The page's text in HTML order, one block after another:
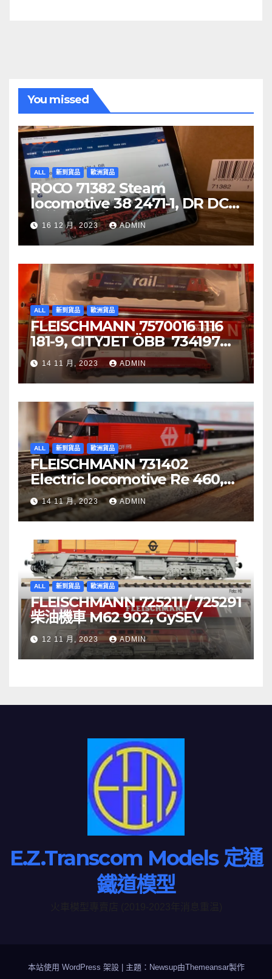
You missed
ALL 新到貨品 歐洲貨品
ROCO 71382 Steam
locomotive 38 2471-1, DR DCC
音效噴煙機車
16 12 月, 2023 ADMIN
ALL 新到貨品 歐洲貨品
FLEISCHMANN 7570016 1116
181-9, CITYJET ÖBB 734197
Re 620 088-5, SBB Cargo
14 11 月, 2023 ADMIN
ALL 新到貨品 歐洲貨品
FLEISCHMANN 731402
Electric locomotive Re 460,
SBB
14 11 月, 2023 ADMIN
ALL 新到貨品 歐洲貨品
FLEISCHMANN 725211 / 725291
柴油機車 M62 902, GySEV
12 11 月, 2023 ADMIN
E.Z.Transcom Models 定通
鐵道模型
本站使用 WordPress 架設 主題：Newsup由Themeansar製作